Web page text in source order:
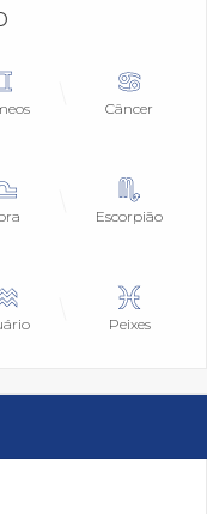
Câncer
Escorpião
Peixes